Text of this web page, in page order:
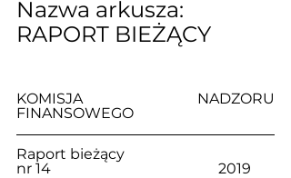
Nazwa arkusza:
RAPORT BIEŻĄCY
KOMISJA NADZORU
FINANSOWEGO
Raport bieżący
nr 14                                              2019